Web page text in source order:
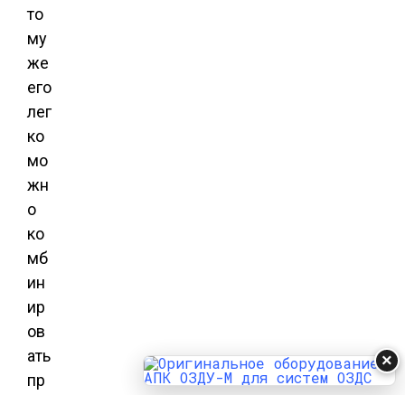
то
му
же
его
лег
ко
мо
жн
о
ко
мб
ин
ир
ов
ать
пр
×